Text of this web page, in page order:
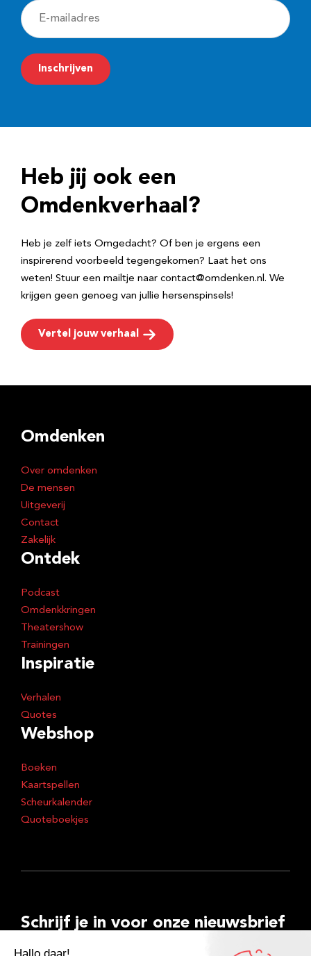
E
-
m
a
r
e
Inschrijven
Heb jij ook een
Omdenkverhaal?
Heb je zelf iets Omgedacht? Of ben je ergens een
inspirerend voorbeeld tegengekomen? Laat het ons
weten! Stuur een mailtje naar contact@omdenken.nl. We
krijgen geen genoeg van jullie hersenspinsels!
Vertel jouw verhaal
Omdenken
Over omdenken
De mensen
Uitgeverij
Contact
Zakelijk
Ontdek
Podcast
Omdenkkringen
Theatershow
Trainingen
Inspiratie
Verhalen
Quotes
Webshop
Boeken
Kaartspellen
Scheurkalender
Quoteboekjes
Schrijf je in voor onze nieuwsbrief